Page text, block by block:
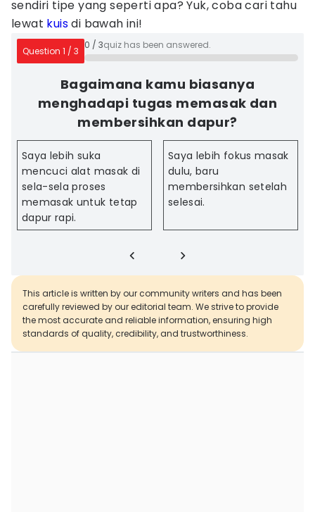
sendiri tipe yang seperti apa? Yuk, coba cari tahu
lewat kuisdi bawah ini!
Question 1 / 3
0 / 3quiz has been answered.
Bagaimana kamu biasanya
menghadapi tugas memasak dan
membersihkan dapur?
Saya lebih suka
mencuci alat masak di
sela-sela proses
memasak untuk tetap
dapur rapi.
Saya lebih fokus masak
dulu, baru
membersihkan setelah
selesai.
This article is written by our community writers and has been
carefully reviewed by our editorial team. We strive to provide
the most accurate and reliable information, ensuring high
standards of quality, credibility, and trustworthiness.